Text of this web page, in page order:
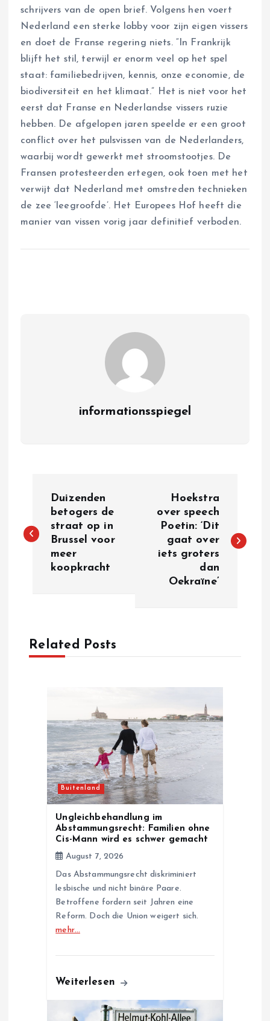
schrijvers van de open brief. Volgens hen voert
Nederland een sterke lobby voor zijn eigen vissers
en doet de Franse regering niets. “In Frankrijk
blijft het stil, terwijl er enorm veel op het spel
staat: familiebedrijven, kennis, onze economie, de
biodiversiteit en het klimaat.” Het is niet voor het
eerst dat Franse en Nederlandse vissers ruzie
hebben. De afgelopen jaren speelde er een groot
conflict over het pulsvissen van de Nederlanders,
waarbij wordt gewerkt met stroomstootjes. De
Fransen protesteerden ertegen, ook toen met het
verwijt dat Nederland met omstreden technieken
de zee ‘leegroofde’. Het Europees Hof heeft die
manier van vissen vorig jaar definitief verboden.
informationsspiegel
s
a
v
Duizenden
betogers de
straat op in
Brussel voor
meer
koopkracht
Hoekstra
over speech
Poetin: ‘Dit
gaat over
iets groters
dan
Oekraïne’
Related Posts
Buitenland
Ungleichbehandlung im
Abstammungsrecht: Familien ohne
Cis-Mann wird es schwer gemacht
August 7, 2026
Das Abstammungsrecht diskriminiert
lesbische und nicht binäre Paare.
Betroffene fordern seit Jahren eine
Reform. Doch die Union weigert sich.
mehr…
Weiterlesen